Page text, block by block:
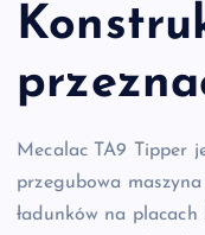
Mecalac TA9 Tipper
przegubowa
ładunków na